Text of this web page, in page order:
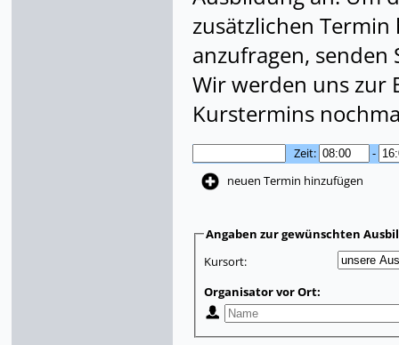
zusätzlichen
anzufragen, senden
Wir werden uns zur
Kurstermins
Zeit:
-
neuen Termin hinzufügen
Angaben zur gewünschten
Kursort:
Organisator vor Ort: